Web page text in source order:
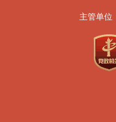
主管单位
地